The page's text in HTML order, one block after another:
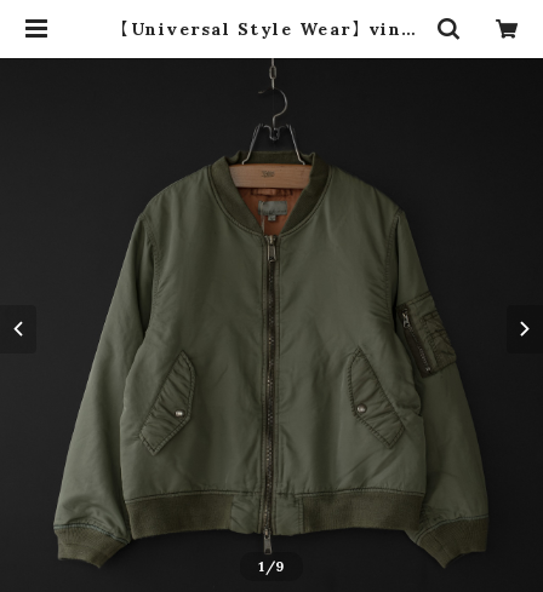
【Universal Style Wear】 vinta
ros dro
1 /9